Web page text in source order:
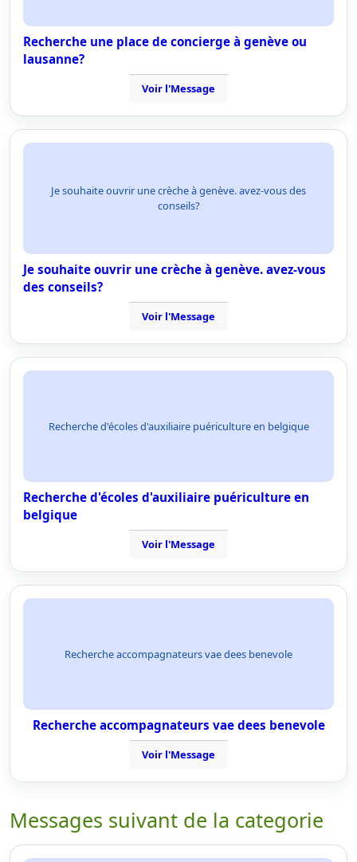
Recherche une place de concierge à genève ou
lausanne?
Voir l'Message
Je souhaite ouvrir une crèche à genève. avez-vous des
conseils?
Je souhaite ouvrir une crèche à genève. avez-vous
des conseils?
Voir l'Message
Recherche d'écoles d'auxiliaire puériculture en belgique
Recherche d'écoles d'auxiliaire puériculture en
belgique
Voir l'Message
Recherche accompagnateurs vae dees benevole
Recherche accompagnateurs vae dees benevole
Voir l'Message
Messages suivant de la categorie